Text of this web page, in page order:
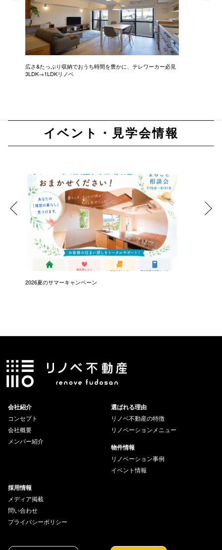
広さ&たっぷり収納でおうち時間を豊かに、テレワーカー必見
3LDK→1LDKリノベ
イベント・見学会情報
2026夏のサマーキャンペーン
会社紹介
コンセプト
会社概要
メンバー紹介
選ばれる理由
リノベ不動産の特徴
リノベーションメニュー
物件情報
リノベーション事例
イベント情報
採用情報
メディア掲載
問い合わせ
プライバシーポリシー